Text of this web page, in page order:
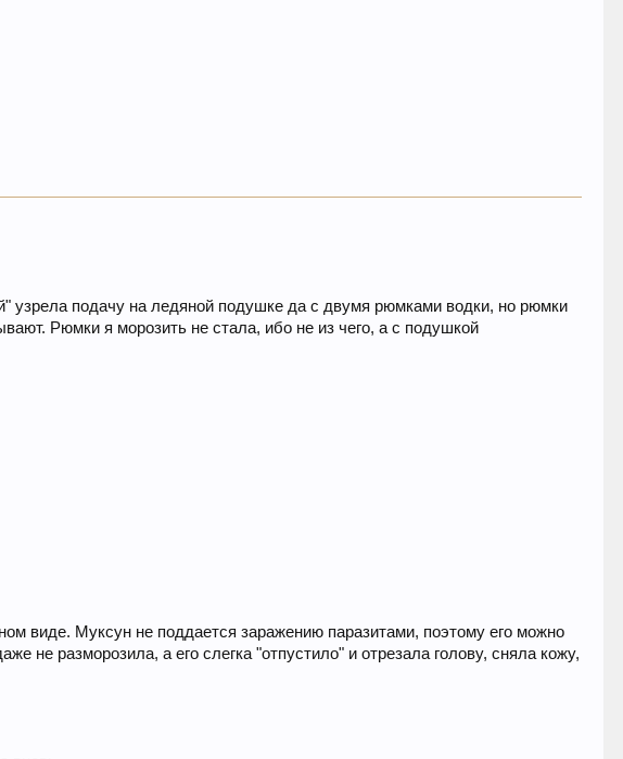
узрела подачу на ледяной подушке да с двумя рюмками водки, но рюмки
Рюмки я морозить не стала, ибо не из чего, а с подушкой
виде. Муксун не поддается заражению паразитами, поэтому его можно
не разморозила, а его слегка "отпустило" и отрезала голову, сняла кожу,